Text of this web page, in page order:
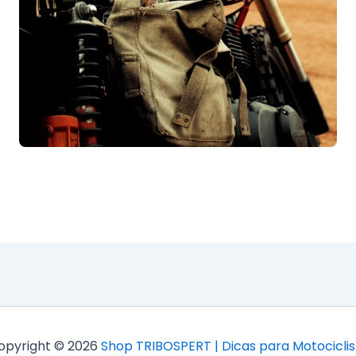
© 2026 Shop TRIBOSPERT | Dicas para